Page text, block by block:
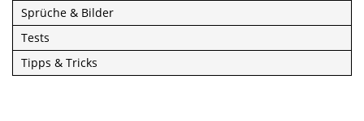
Sprüche & Bilder
Tests
Tipps & Tricks